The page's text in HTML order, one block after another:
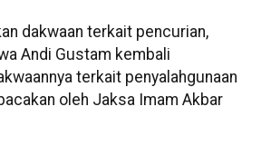
dakwaan terkait pencurian,
Andi Gustam kembali
terkait penyalahgunaan
oleh Jaksa Imam Akbar